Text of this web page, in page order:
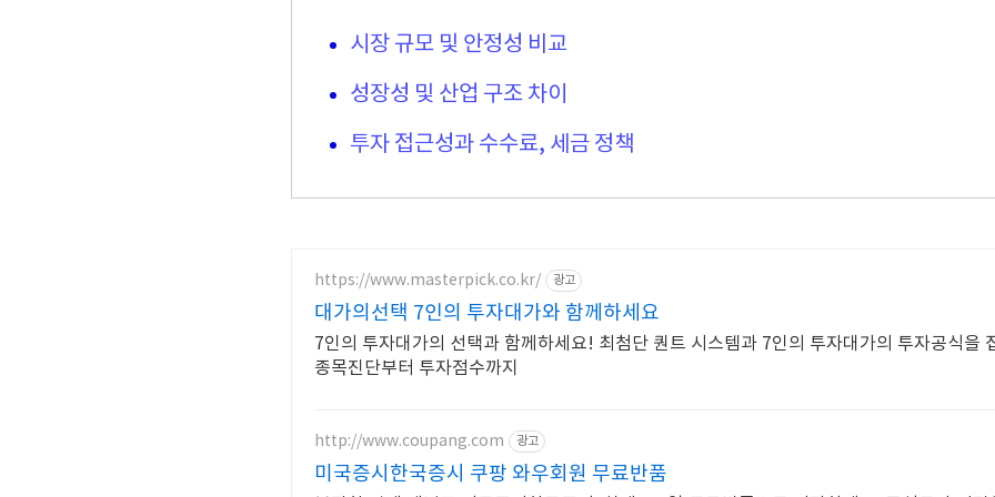
시장 규모 및 안정성 비교
성장성 및 산업 구조 차이
투자 접근성과 수수료, 세금 정책
https://www.masterpick.co.kr/ 광고
대가의선택 7인의 투자대가와 함께하세요
7인의 투자대가의 선택과 함께하세요! 최첨단 퀀트 시스템과 7인의 투자대가의 투자공식을
종목진단부터 투자점수까지
http://www.coupang.com 광고
미국증시한국증시 쿠팡 와우회원 무료반품